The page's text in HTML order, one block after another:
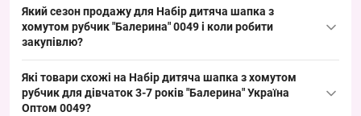
сезон.
намистинами та зручним хомутиком; матеріал — трикотаж,
сезон — весна/осінь, фасон орієнтований на дівчаток. Така
асортимент під молодшу вікову групу і закриває базовий попит
на сезон.
Який сезон продажу для Набір дитяча шапка з
хомутом рубчик "Балерина" 0049 і коли робити
закупівлю?
листопад та лютий–квітень. Рекомендується робити закупівлю
за 4–6 тижнів до піку сезону, щоб встигнути з викладкою та
Які товари схожі на Набір дитяча шапка з хомутом
рубчик для дівчаток 3-7 років "Балерина" Україна
Оптом 0049?